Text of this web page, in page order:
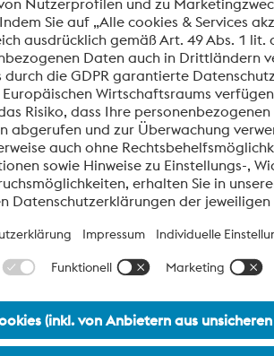
BW137_Materials for Power
PDF | 1,30 MB
aus.